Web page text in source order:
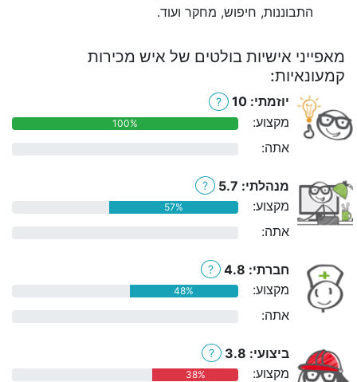
התבוננות, חיפוש, מחקר ועוד.
מאפייני אישיות בולטים של איש מכירות
קמעונאיות:
יוזמתי: 10 ?
מקצוע: 100%
אתה:
מנהלתי: 5.7 ?
מקצוע: 57%
אתה:
חברתי: 4.8 ?
מקצוע: 48%
אתה:
ביצועי: 3.8 ?
מקצוע: 38%